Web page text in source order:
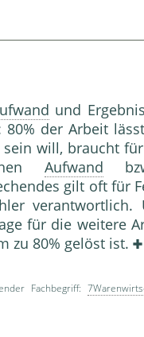
und
80% der Arbeit
will, braucht
Aufwand
gilt oft für
für die weitere
zu 80% gelöst ist.
Fachbegriff: